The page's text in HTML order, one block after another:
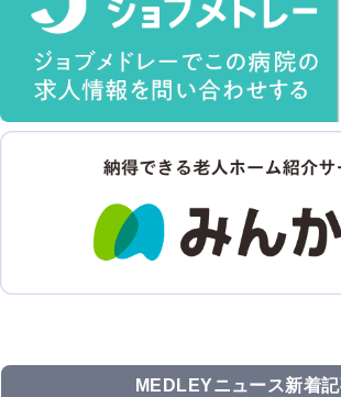
MEDLEYニュース新着